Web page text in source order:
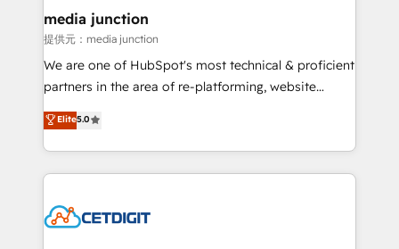
Mexico, USA, and Portugal—we've executed over a
hundred successful operations. Our approach,
rooted in RevOps principles, integrates analysis,
training, planning, and qualification. Leveraging
inbound marketing tactics, we focus on
understanding, nurturing, and converting leads.
competitive market.
media junction
提供元：media junction
We are one of HubSpot's most technical & proficient
partners in the area of re-platforming, website
design & development. We specialize in multi-hub
implementations for mid-market & enterprise
companies. We are woman-owned, powered by
coffee, and we ❤️ dogs. We produce award-winning
Impact Award 🏆2022 Technical Expertise Impact
Elite5.0